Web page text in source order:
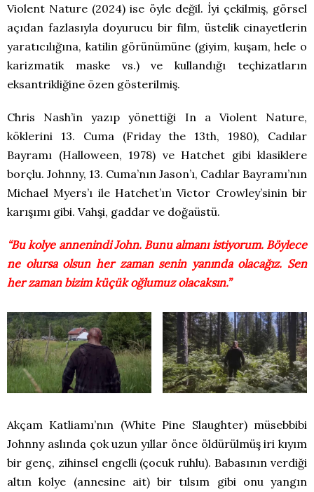
Violent Nature (2024) ise öyle değil. İyi çekilmiş, görsel
açıdan fazlasıyla doyurucu bir film, üstelik cinayetlerin
yaratıcılığına, katilin görünümüne (giyim, kuşam, hele o
karizmatik maske vs.) ve kullandığı teçhizatların
eksantrikliğine özen gösterilmiş.
Chris Nash’in yazıp yönettiği In a Violent Nature,
köklerini 13. Cuma (Friday the 13th, 1980), Cadılar
Bayramı (Halloween, 1978) ve Hatchet gibi klasiklere
borçlu. Johnny, 13. Cuma’nın Jason’ı, Cadılar Bayramı’nın
Michael Myers’ı ile Hatchet’ın Victor Crowley’sinin bir
karışımı gibi. Vahşi, gaddar ve doğaüstü.
“Bu kolye annenindi John. Bunu almanı istiyorum. Böylece
ne olursa olsun her zaman senin yanında olacağız. Sen
her zaman bizim küçük oğlumuz olacaksın.”
Akçam Katliamı’nın (White Pine Slaughter) müsebbibi
Johnny aslında çok uzun yıllar önce öldürülmüş iri kıyım
bir genç, zihinsel engelli (çocuk ruhlu). Babasının verdiği
altın kolye (annesine ait) bir tılsım gibi onu yangın